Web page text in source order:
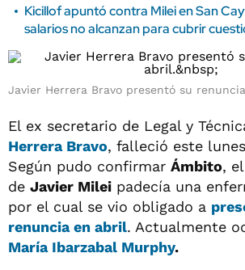
Kicillof apuntó contra Milei en San
salarios no alcanzan para cubrir
Javier Herrera Bravo presentó su
El ex secretario de Legal y
Herrera Bravo, falleció este
Según pudo confirmar Ámbito,
de Javier Milei padecía una
por el cual se vio obligado a
renuncia en abril. Actualmente
María Ibarzabal Murphy.